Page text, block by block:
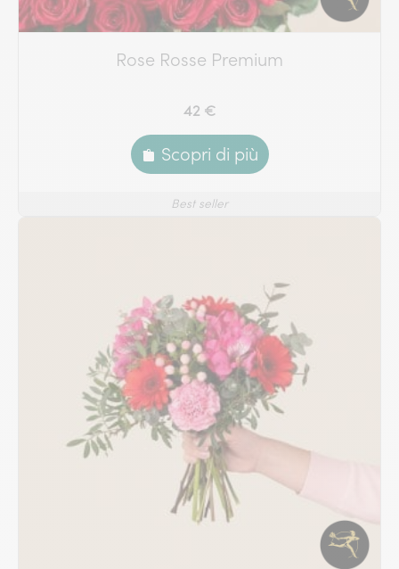
Rose Rosse Premium
42 €
Scopri di più
Best seller